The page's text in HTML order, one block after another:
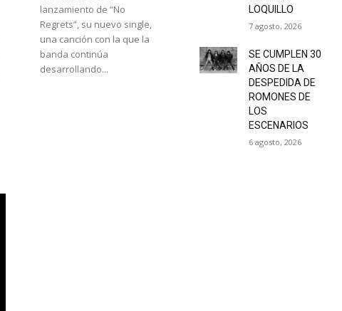
lanzamiento de “No
Regrets”, su nuevo single,
una canción con la que la
banda continúa
desarrollando...
LOQUILLO
7 agosto, 2026
SE CUMPLEN 30
AÑOS DE LA
DESPEDIDA DE
ROMONES DE
LOS
ESCENARIOS
6 agosto, 2026